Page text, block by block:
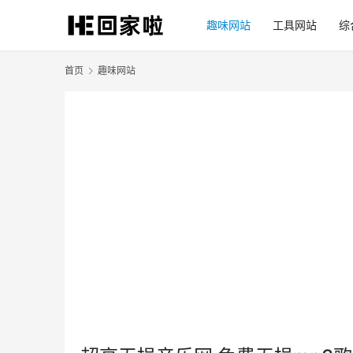
趣味网站 工具网站 综
首页 趣味网站